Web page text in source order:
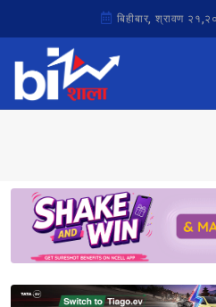
बिहीबार, श्रावण